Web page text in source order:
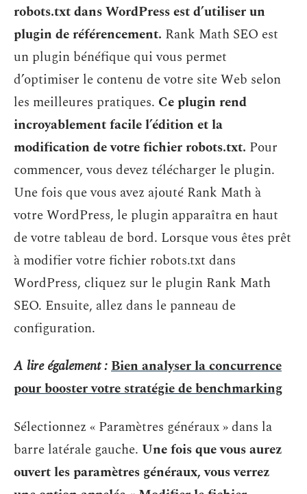
robots.txt dans WordPress est d’utiliser un
plugin de référencement. Rank Math SEO est
un plugin bénéfique qui vous permet
d’optimiser le contenu de votre site Web selon
les meilleures pratiques. Ce plugin rend
incroyablement facile l’édition et la
modification de votre fichier robots.txt. Pour
commencer, vous devez télécharger le plugin.
Une fois que vous avez ajouté Rank Math à
votre WordPress, le plugin apparaîtra en haut
de votre tableau de bord. Lorsque vous êtes prêt
à modifier votre fichier robots.txt dans
WordPress, cliquez sur le plugin Rank Math
SEO. Ensuite, allez dans le panneau de
configuration.
A lire également :Bien analyser la concurrence
pour booster votre stratégie de benchmarking
Sélectionnez « Paramètres généraux » dans la
barre latérale gauche. Une fois que vous aurez
ouvert les paramètres généraux, vous verrez